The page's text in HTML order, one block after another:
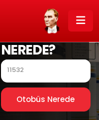
OTOBÜS
NEREDE?
Otobüs Nerede